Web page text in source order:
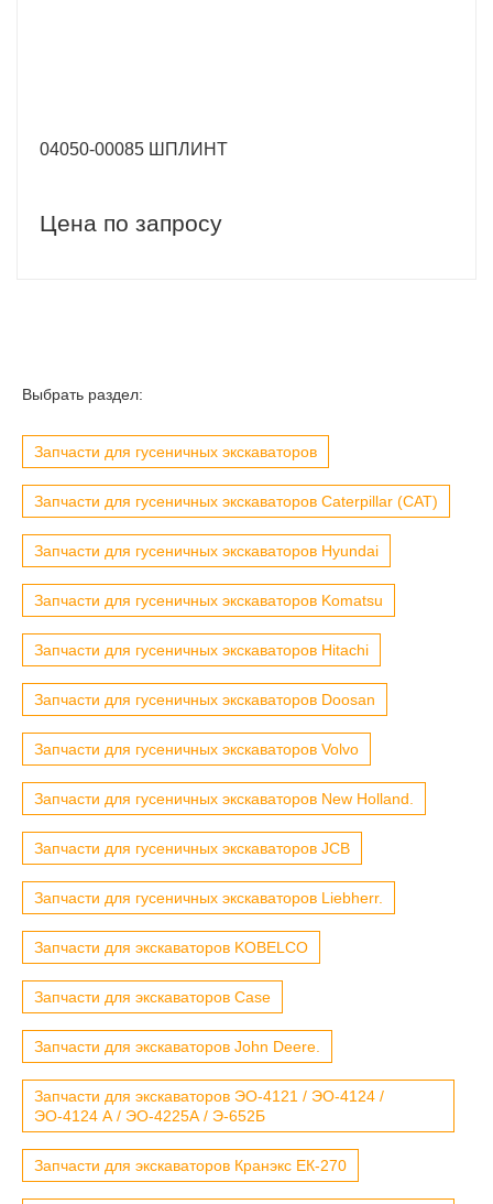
04050-00085 ШПЛИНТ
Цена по запросу
Выбрать раздел:
Запчасти для гусеничных экскаваторов
Запчасти для гусеничных экскаваторов Caterpillar (CAT)
Запчасти для гусеничных экскаваторов Hyundai
Запчасти для гусеничных экскаваторов Komatsu
Запчасти для гусеничных экскаваторов Hitachi
Запчасти для гусеничных экскаваторов Doosan
Запчасти для гусеничных экскаваторов Volvo
Запчасти для гусеничных экскаваторов New Holland.
Запчасти для гусеничных экскаваторов JCB
Запчасти для гусеничных экскаваторов Liebherr.
Запчасти для экскаваторов KOBELCO
Запчасти для экскаваторов Case
Запчасти для экскаваторов John Deere.
Запчасти для экскаваторов ЭО-4121 / ЭО-4124 /
ЭО-4124 А / ЭО-4225А / Э-652Б
Запчасти для экскаваторов Кранэкс ЕК-270